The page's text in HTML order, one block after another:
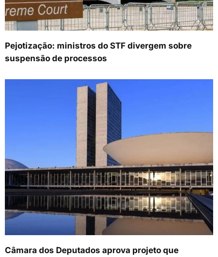
Pejotização: ministros do STF divergem sobre
suspensão de processos
Câmara dos Deputados aprova projeto que